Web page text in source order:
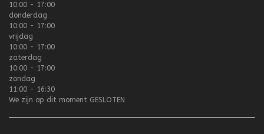
10:00 - 17:00
donderdag
10:00 - 17:00
vrijdag
10:00 - 17:00
zaterdag
10:00 - 17:00
zondag
11:00 - 16:30
We zijn op dit moment GESLOTEN